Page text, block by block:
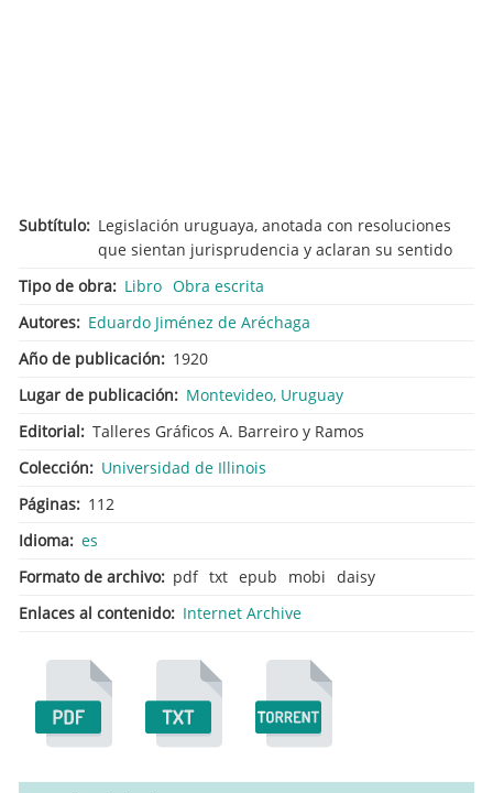
Subtítulo
Legislación uruguaya, anotada con resoluciones
que sientan jurisprudencia y aclaran su sentido
Tipo de obra
Libro Obra escrita
Autores
Eduardo Jiménez de Aréchaga
Año de publicación
1920
Lugar de publicación
Montevideo, Uruguay
Editorial
Talleres Gráficos A. Barreiro y Ramos
Colección
Universidad de Illinois
Páginas
112
Idioma es
Formato de archivo
pdf txt epub mobi daisy
Enlaces al contenido
Internet Archive